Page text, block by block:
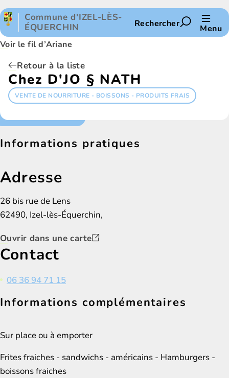
Panneau de gestion des cookies
Commune d'IZEL-LÈS-
ÉQUERCHIN
Rechercher
Menu
Voir le fil d’Ariane
Chez D'JO § NATH
Retour à la liste
VENTE DE NOURRITURE - BOISSONS - PRODUITS FRAIS
Informations pratiques
Adresse
26 bis rue de Lens
62490, Izel-lès-Équerchin,
Ouvrir dans une carte
Contact
06 36 94 71 15
Informations complémentaires
Sur place ou à emporter
Frites fraiches - sandwichs - américains - Hamburgers -
boissons fraiches